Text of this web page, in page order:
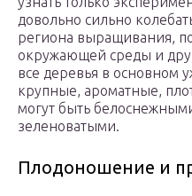
довольно сильно
региона выращивания,
окружающей среды и
все деревья в основном
крупные, ароматные,
могут быть
зеленоватыми.
Плодоношение и